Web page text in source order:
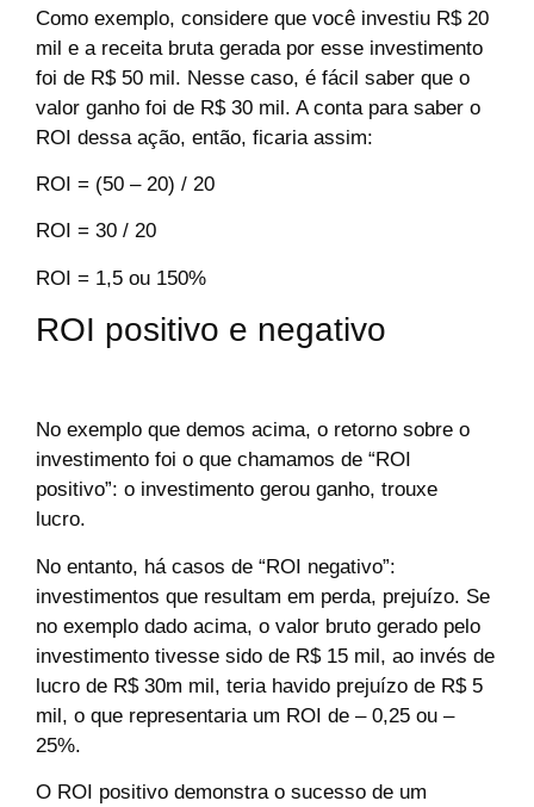
Como exemplo, considere que você investiu R$ 20
mil e a receita bruta gerada por esse investimento
foi de R$ 50 mil. Nesse caso, é fácil saber que o
valor ganho foi de R$ 30 mil. A conta para saber o
ROI dessa ação, então, ficaria assim:
ROI = (50 – 20) / 20
ROI = 30 / 20
ROI = 1,5 ou 150%
ROI positivo e negativo
No exemplo que demos acima, o retorno sobre o
investimento foi o que chamamos de “ROI
positivo”: o investimento gerou ganho, trouxe
lucro.
No entanto, há casos de “ROI negativo”:
investimentos que resultam em perda, prejuízo. Se
no exemplo dado acima, o valor bruto gerado pelo
investimento tivesse sido de R$ 15 mil, ao invés de
lucro de R$ 30m mil, teria havido prejuízo de R$ 5
mil, o que representaria um ROI de – 0,25 ou –
25%.
O ROI positivo demonstra o sucesso de um